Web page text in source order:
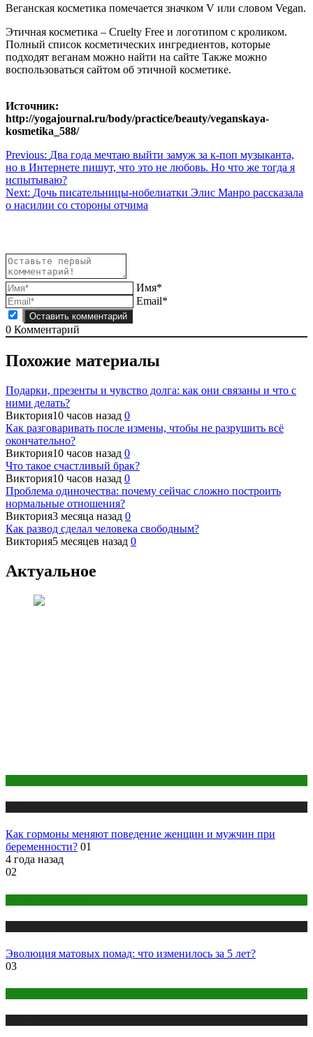
Веганская косметика помечается значком V или словом Vegan.
Этичная косметика – Cruelty Free и логотипом с кроликом.
Полный список косметических ингредиентов, которые
подходят веганам можно найти на сайте Также можно
воспользоваться сайтом об этичной косметике.
Источник:
http://yogajournal.ru/body/practice/beauty/veganskaya-
kosmetika_588/
Навигация
по
записям
Previous: Два года мечтаю выйти замуж за к-поп музыканта,
но в Интернете пишут, что это не любовь. Но что же тогда я
испытываю?
Next: Дочь писательницы-нобелиатки Элис Манро рассказала
о насилии со стороны отчима
Имя*
Email*
0 Комментарий
Похожие материалы
Подарки, презенты и чувство долга: как они связаны и что с
ними делать?
Виктория10 часов назад 0
Как разговаривать после измены, чтобы не разрушить всё
окончательно?
Виктория10 часов назад 0
Что такое счастливый брак?
Виктория10 часов назад 0
Проблема одиночества: почему сейчас сложно построить
нормальные отношения?
Виктория3 месяца назад 0
Как развод сделал человека свободным?
Виктория5 месяцев назад 0
Актуальное
Как гормоны меняют поведение женщин и мужчин при
беременности? 01
4 года назад
02
Эволюция матовых помад: что изменилось за 5 лет?
03